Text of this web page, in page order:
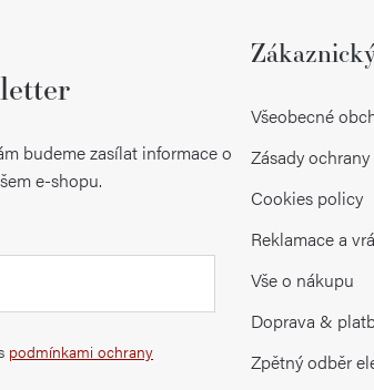
budeme zasílat informace o
e-shopu.
podmínkami ochrany
Všeobecné
Zásady
Cookies policy
Reklamace a
Vše o nákupu
Doprava &
Zpětný odběr